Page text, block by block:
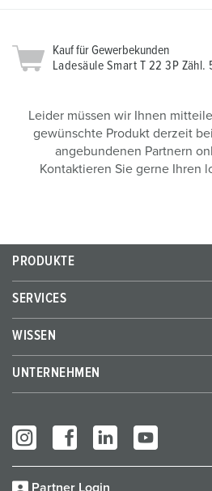
Kauf für Gewerbekunden
Ladesäule Smart T 22 3P Zähl.
Leider müssen wir Ihnen
gewünschte Produkt derzeit
angebundenen Partnern
Kontaktieren Sie gerne Ihren
PRODUKTE
SERVICES
WISSEN
UNTERNEHMEN
Partner Login